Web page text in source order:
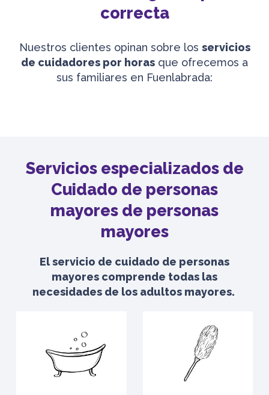
correcta
Nuestros clientes opinan sobre los servicios
de cuidadores por horas que ofrecemos a
sus familiares en Fuenlabrada:
Servicios especializados de
Cuidado de personas
mayores de personas
mayores
El servicio de cuidado de personas
mayores comprende todas las
necesidades de los adultos mayores.